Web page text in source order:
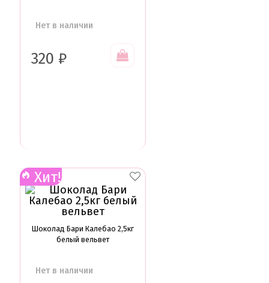
Нет в наличии
320 ₽
Хит!
Шоколад Бари Калебао 2,5кг
белый вельвет
Нет в наличии